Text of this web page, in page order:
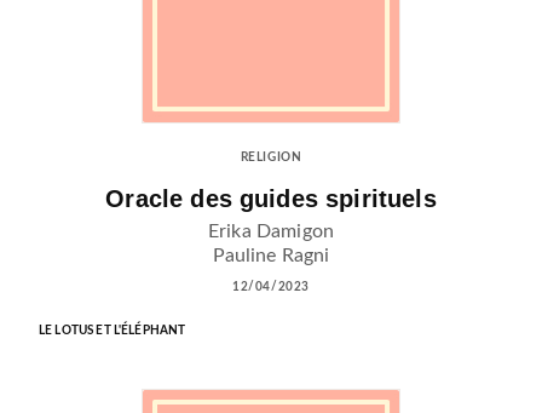
RELIGION
Oracle des guides spirituels
Erika Damigon
Pauline Ragni
12/04/2023
LE LOTUS ET L'ÉLÉPHANT